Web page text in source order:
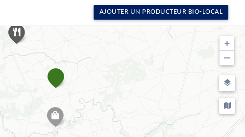
AJOUTER UN PRODUCTEUR BIO-LOCAL
+
−